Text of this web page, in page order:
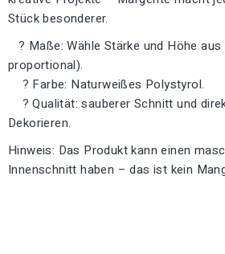
Stück besonderer.
? Maße: Wähle Stärke und Höhe
proportional).
? Farbe: Naturweißes Polystyrol.
? Qualität: sauberer Schnitt und
Dekorieren.
Hinweis: Das Produkt kann einen
Innenschnitt haben – das ist kein